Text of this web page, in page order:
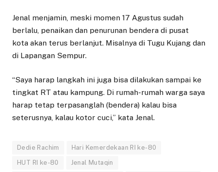
Jenal menjamin, meski momen 17 Agustus sudah
berlalu, penaikan dan penurunan bendera di pusat
kota akan terus berlanjut. Misalnya di Tugu Kujang dan
di Lapangan Sempur.
“Saya harap langkah ini juga bisa dilakukan sampai ke
tingkat RT atau kampung. Di rumah-rumah warga saya
harap tetap terpasanglah (bendera) kalau bisa
seterusnya, kalau kotor cuci,” kata Jenal.
Dedie Rachim Hari Kemerdekaan RI ke-80
HUT RI ke-80 Jenal Mutaqin